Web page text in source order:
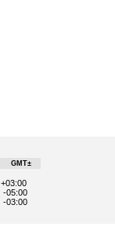
GMT±
+03:00
-05:00
-03:00